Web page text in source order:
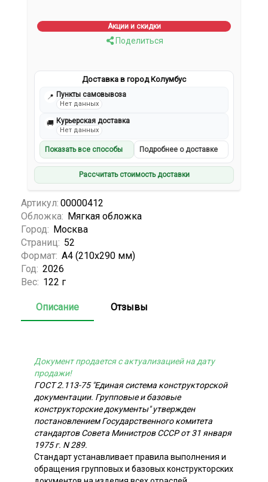
Акции и скидки
Поделиться
Доставка в город Колумбус
📍 Пункты самовывоза
Нет данных
🚚 Курьерская доставка
Нет данных
Показать все способы Подробнее о доставке
Рассчитать стоимость доставки
Артикул: 00000412
Обложка: Мягкая обложка
Город: Москва
Страниц: 52
Формат: А4 (210x290 мм)
Год: 2026
Вес: 122 г
Описание Отзывы
Документ продается с актуализацией на дату
продажи!
ГОСТ 2.113-75 "Единая система конструкторской
документации. Групповые и базовые
конструкторские документы" утвержден
постановлением Государственного комитета
стандартов Совета Министров СССР от 31 января
1975 г. N 289.
Стандарт устанавливает правила выполнения и
обращения групповых и базовых конструкторских